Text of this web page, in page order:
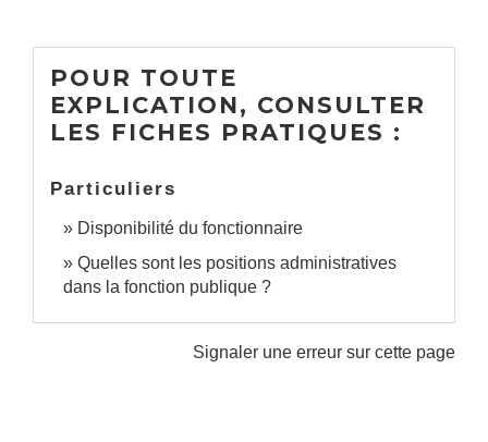
POUR TOUTE
EXPLICATION, CONSULTER
LES FICHES PRATIQUES :
Particuliers
Disponibilité du fonctionnaire
Quelles sont les positions administratives
dans la fonction publique ?
Signaler une erreur sur cette page